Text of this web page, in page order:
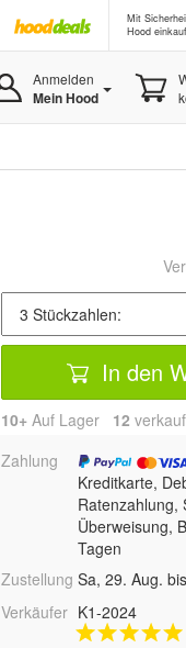
Mit
Hood
Anmelden
Mein Hood
In den
10+ Auf Lager 12
Zahlung
Kreditkarte,
Ratenzahlung,
Überweisung,
Tagen
Zustellung Sa, 29. Aug.
Verkäufer K1-2024